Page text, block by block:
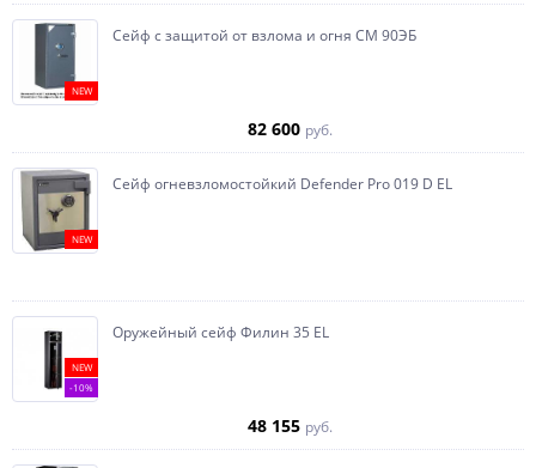
NEW
Сейф с защитой от взлома и огня СМ 90ЭБ
82 600 руб.
NEW
Сейф огневзломостойкий Defender Pro 019 D EL
NEW
-10%
Оружейный сейф Филин 35 EL
48 155 руб.